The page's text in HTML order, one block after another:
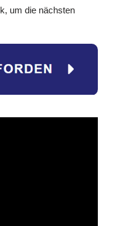
um die nächsten